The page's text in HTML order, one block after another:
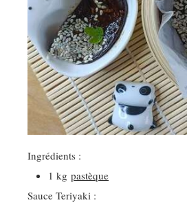
Ingrédients :
1 kg pastèque
Sauce Teriyaki :